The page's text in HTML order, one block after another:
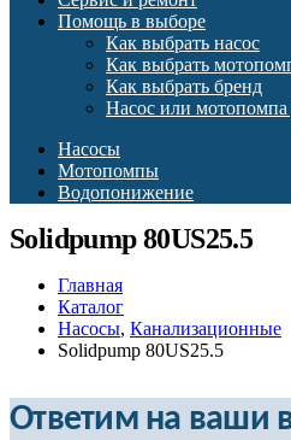
Помощь в выборе
Как выбрать насос
Как выбрать
Как выбрать бренд
Насос или мотопомпа
Насосы
Мотопомпы
Водопонижение
Solidpump 80US25.5
Главная
Каталог
Насосы, Канализационные
Solidpump 80US25.5
Ответим на ваши